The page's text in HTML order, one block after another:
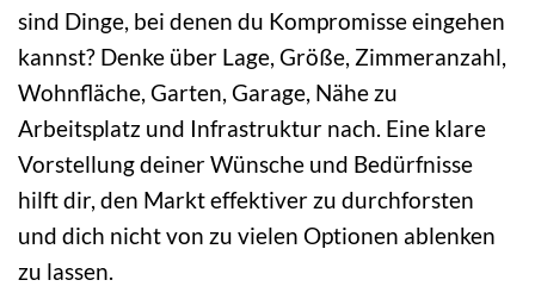
sind Dinge, bei denen du Kompromisse eingehen
kannst? Denke über Lage, Größe, Zimmeranzahl,
Wohnfläche, Garten, Garage, Nähe zu
Arbeitsplatz und Infrastruktur nach. Eine klare
Vorstellung deiner Wünsche und Bedürfnisse
hilft dir, den Markt effektiver zu durchforsten
und dich nicht von zu vielen Optionen ablenken
zu lassen.